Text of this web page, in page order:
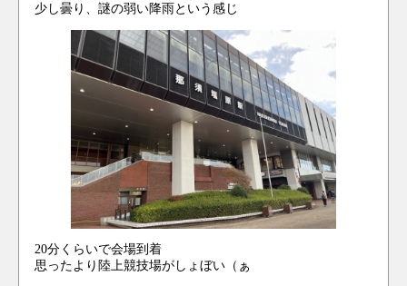
少し曇り、謎の弱い降雨という感じ
20分くらいで会場到着
思ったより陸上競技場がしょぼい（ぁ